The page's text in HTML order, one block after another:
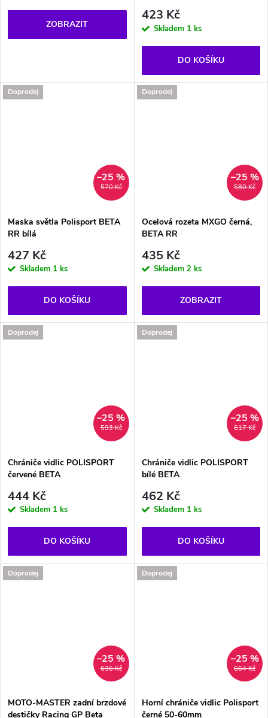
ZOBRAZIT
423 Kč
Skladem 1 ks
DO KOŠÍKU
Doprodej
570 Kč
–25 %
Maska světla Polisport BETA
RR bílá
427 Kč
Skladem 1 ks
DO KOŠÍKU
Doprodej
580 Kč
–25 %
Ocelová rozeta MXGO černá,
BETA RR
435 Kč
Skladem 2 ks
ZOBRAZIT
Doprodej
593 Kč
–25 %
Chrániče vidlic POLISPORT
červené BETA
444 Kč
Skladem 1 ks
DO KOŠÍKU
Doprodej
617 Kč
–25 %
Chrániče vidlic POLISPORT
bílé BETA
462 Kč
Skladem 1 ks
DO KOŠÍKU
Doprodej
636 Kč
–25 %
MOTO-MASTER zadní brzdové
destičky Racing GP Beta
Doprodej
664 Kč
–25 %
Horní chrániče vidlic Polisport
černé 50-60mm